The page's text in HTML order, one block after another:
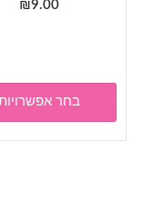
₪9.00
בחר